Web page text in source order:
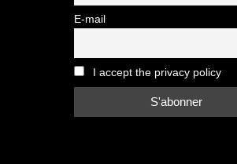
E-mail
I accept the privacy policy